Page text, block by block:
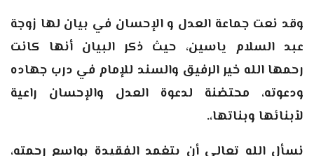
وقد نعت جماعة العدل و الإحسان في بيان لها زوجة
عبد السلام ياسين، حيث ذكر البيان أنها كانت
رحمها الله خير الرفيق والسند للإمام في درب جهاده
ودعوته، محتضنة لدعوة العدل والإحسان راعية
لأبنائها وبناتها،.
نسأل الله تعالى أن يتغمد الفقيدة بواسع رحمته،